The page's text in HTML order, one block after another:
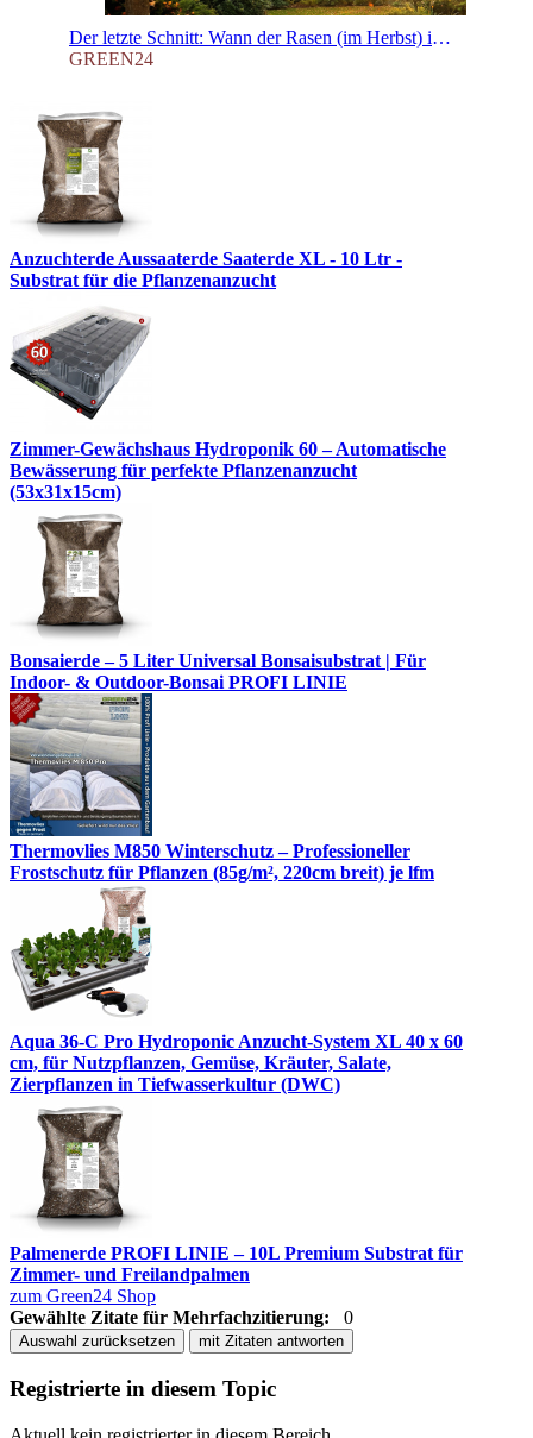
Der letzte Schnitt: Wann der Rasen (im Herbst) in den Winterschlaf geht
GREEN24
Anzuchterde Aussaaterde Saaterde XL - 10 Ltr -
Substrat für die Pflanzenanzucht
Zimmer-Gewächshaus Hydroponik 60 – Automatische
Bewässerung für perfekte Pflanzenanzucht
(53x31x15cm)
Bonsaierde – 5 Liter Universal Bonsaisubstrat | Für
Indoor- & Outdoor-Bonsai PROFI LINIE
Thermovlies M850 Winterschutz – Professioneller
Frostschutz für Pflanzen (85g/m², 220cm breit) je lfm
Aqua 36-C Pro Hydroponic Anzucht-System XL 40 x 60
cm, für Nutzpflanzen, Gemüse, Kräuter, Salate,
Zierpflanzen in Tiefwasserkultur (DWC)
Palmenerde PROFI LINIE – 10L Premium Substrat für
Zimmer- und Freilandpalmen
zum Green24 Shop
Gewählte Zitate für Mehrfachzitierung:
0
Auswahl zurücksetzen mit Zitaten antworten
Registrierte in diesem Topic